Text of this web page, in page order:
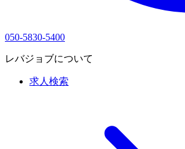
050-5830-5400
レバジョブについて
求人検索